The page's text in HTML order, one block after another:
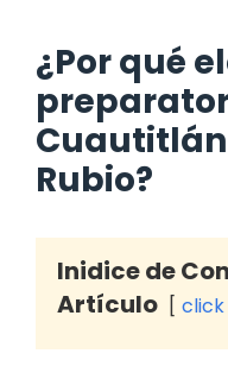
¿Por qué
Cuautitlán
Rubio?
Inidice de
Artículo